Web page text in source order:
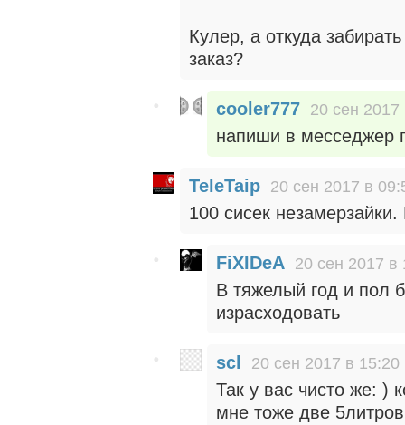
Кулер, а откуда
заказ?
cooler777 20 сен 2017
напиши в месседжер
TeleTaip 20 сен 2017 в
100 сисек
FiXIDeA 20 сен 2017 в
В тяжелый год и пол
израсходовать
scl 20 сен 2017 в 15:20
Так у вас чисто же: )
мне тоже две